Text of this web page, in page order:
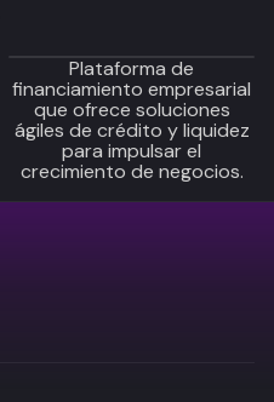
Plataforma de
financiamiento empresarial
que ofrece soluciones
ágiles de crédito y liquidez
para impulsar el
crecimiento de negocios.